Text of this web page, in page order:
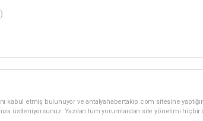
kabul etmiş bulunuyor ve antalyahabertakip.com sitesine
üstleniyorsunuz. Yazılan tüm yorumlardan site yönetimi